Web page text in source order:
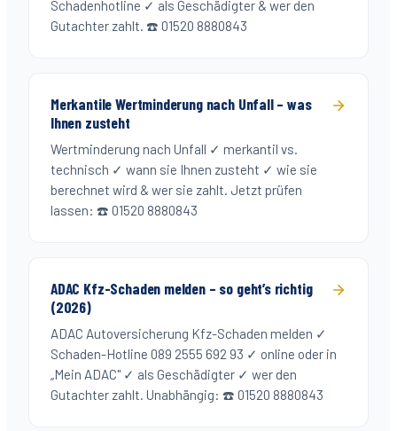
Schadenhotline ✓ als Geschädigter & wer den
Gutachter zahlt. ☎️ 01520 8880843
Merkantile Wertminderung nach Unfall – was
Ihnen zusteht
Wertminderung nach Unfall ✓ merkantil vs.
technisch ✓ wann sie Ihnen zusteht ✓ wie sie
berechnet wird & wer sie zahlt. Jetzt prüfen
lassen: ☎️ 01520 8880843
ADAC Kfz-Schaden melden – so geht’s richtig
(2026)
ADAC Autoversicherung Kfz-Schaden melden ✓
Schaden-Hotline 089 2555 692 93 ✓ online oder in
„Mein ADAC" ✓ als Geschädigter ✓ wer den
Gutachter zahlt. Unabhängig: ☎️ 01520 8880843